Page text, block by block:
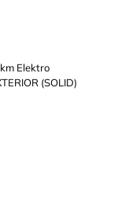
Elektro
(SOLID)